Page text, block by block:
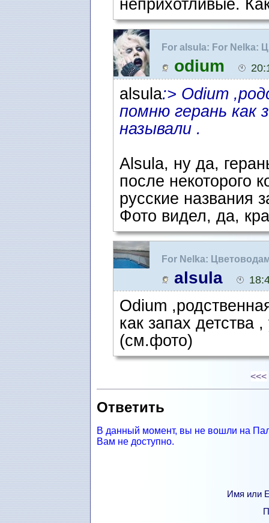
неприхотливые.
For alsula: For Nelka:
odium
alsula:> Odium
помню герань как
называли .
Alsula, ну да,
после некоторого
русские названия
Фото видел, да,
For Nelka:
alsula
Odium
как запах детства
(см.фото)
<<<
Ответить
В данный момент, вы не вошли на
Вам не доступно.
Имя или